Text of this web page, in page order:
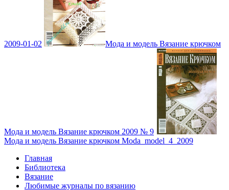
2009-01-02 Мода и модель Вязание крючком
Мода и модель Вязание крючком 2009 № 9
Мода и модель Вязание крючком Moda_model_4_2009
Главная
Библиотека
Вязание
Любимые журналы по вязанию